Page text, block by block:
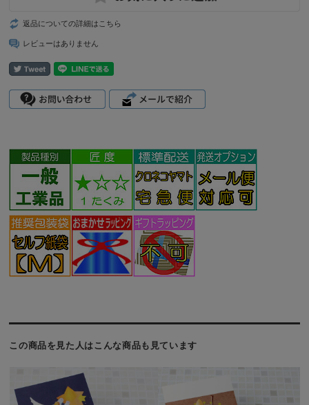
返品についての詳細はこちら
レビューはありません
この商品を見た人はこんな商品も見ています